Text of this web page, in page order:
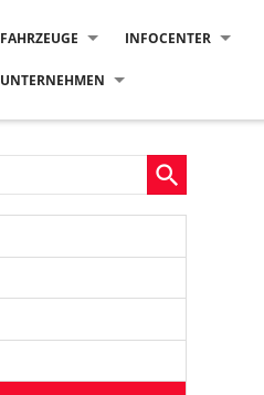
FAHRZEUGE INFOCENTER
UNTERNEHMEN